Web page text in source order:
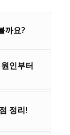
까요?
인부터
정리!